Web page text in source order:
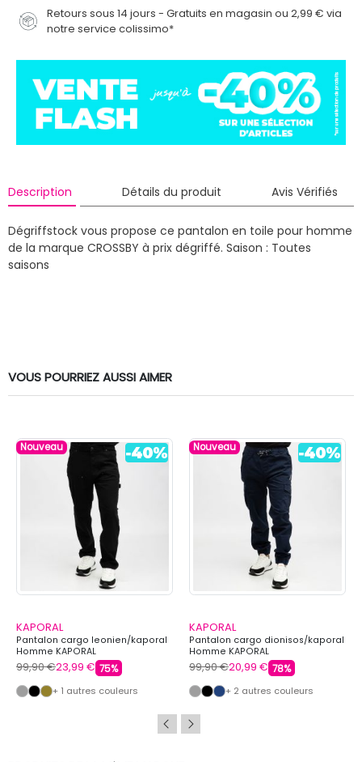
Retours sous 14 jours - Gratuits en magasin ou 2,99 € via
notre service colissimo*
Description Détails du produit Avis Vérifiés
Dégriffstock vous propose ce pantalon en toile pour homme
de la marque CROSSBY à prix dégriffé. Saison : Toutes
saisons
VOUS POURRIEZ AUSSI AIMER
Nouveau
KAPORAL
Pantalon cargo leonien/kaporal
Homme KAPORAL
99,90 €23,99 € 75%
+ 1 autres couleurs
Nouveau
KAPORAL
Pantalon cargo dionisos/kaporal
Homme KAPORAL
99,90 €20,99 € 78%
+ 2 autres couleurs